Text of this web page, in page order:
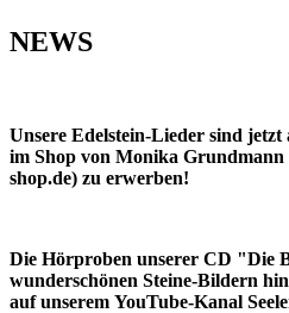
NEWS
Unsere Edelstein-Lieder sind jetzt
im Shop von Monika Grundmann
shop.de) zu erwerben!
Die Hörproben unserer CD "Die
wunderschönen Steine-Bildern
auf unserem YouTube-Kanal